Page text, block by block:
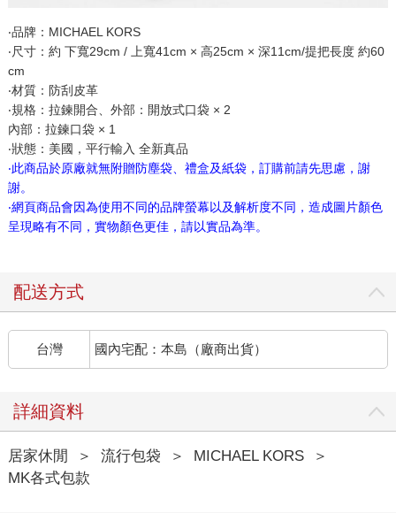
‧品牌：MICHAEL KORS
‧尺寸：約 下寬29cm / 上寬41cm × 高25cm × 深11cm/提把長度 約60
cm
‧材質：防刮皮革
‧規格：拉鍊開合、外部：開放式口袋 × 2
內部：拉鍊口袋 × 1
‧狀態：美國，平行輸入 全新真品
‧此商品於原廠就無附贈防塵袋、禮盒及紙袋，訂購前請先思慮，謝
謝。
‧網頁商品會因為使用不同的品牌螢幕以及解析度不同，造成圖片顏色
呈現略有不同，實物顏色更佳，請以實品為準。
配送方式
台灣 國內宅配：本島（廠商出貨）
詳細資料
居家休閒 ＞ 流行包袋 ＞ MICHAEL KORS
＞
MK各式包款